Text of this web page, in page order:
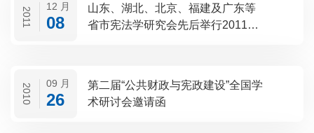
2011 12 月
08
山东、湖北、北京、福建及广东等
省市宪法学研究会先后举行2011年
2010 09 月
26
第二届“公共财政与宪政建设”全国学
术研讨会邀请函